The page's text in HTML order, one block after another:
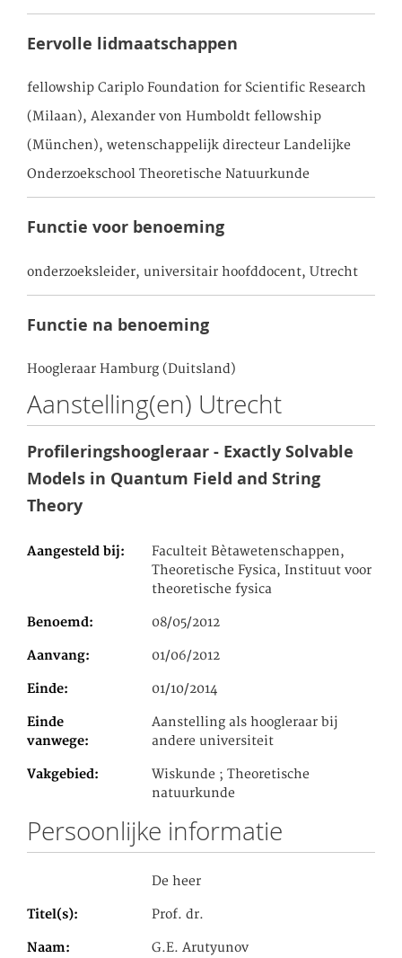
Eervolle lidmaatschappen
fellowship Cariplo Foundation for Scientific Research
(Milaan), Alexander von Humboldt fellowship
(München), wetenschappelijk directeur Landelijke
Onderzoekschool Theoretische Natuurkunde
Functie voor benoeming
onderzoeksleider, universitair hoofddocent, Utrecht
Functie na benoeming
Hoogleraar Hamburg (Duitsland)
Aanstelling(en) Utrecht
Profileringshoogleraar - Exactly Solvable
Models in Quantum Field and String
Theory
Aangesteld bij
Faculteit Bètawetenschappen,
Theoretische Fysica, Instituut voor
theoretische fysica
Benoemd 08/05/2012
Aanvang 01/06/2012
Einde 01/10/2014
Einde
vanwege
Aanstelling als hoogleraar bij
andere universiteit
Vakgebied
Wiskunde ; Theoretische
natuurkunde
Persoonlijke informatie
De heer
Titel(s) Prof. dr.
Naam G.E. Arutyunov